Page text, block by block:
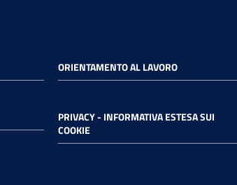
ORIENTAMENTO AL LAVORO
PRIVACY - INFORMATIVA ESTESA SUI
COOKIE